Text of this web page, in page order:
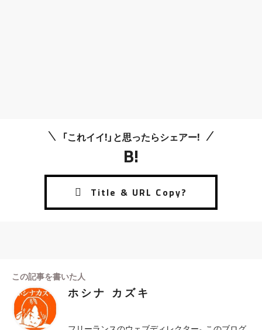
「これイイ!」と思ったらシェアー!
B!
この記事を書いた人
ホシナ カズキ